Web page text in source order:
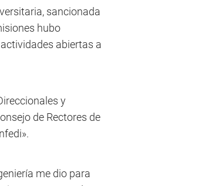
sancionada
hubo
abiertas a
y
de Rectores de
me dio para